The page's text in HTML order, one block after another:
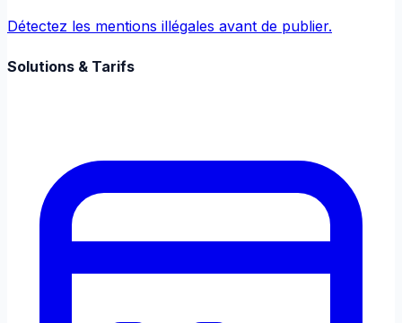
Détectez les mentions illégales avant de publier.
Solutions & Tarifs